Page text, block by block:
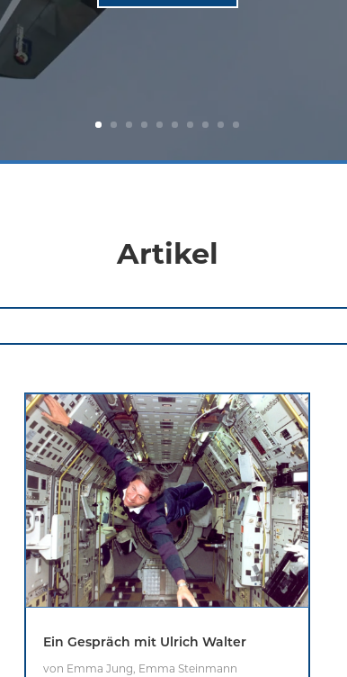
Artikel
Ein Gespräch mit Ulrich Walter
von Emma Jung, Emma Steinmann